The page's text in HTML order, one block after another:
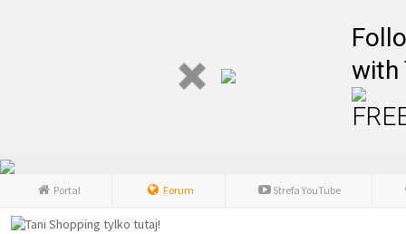
with
Portal Forum Strefa YouTube